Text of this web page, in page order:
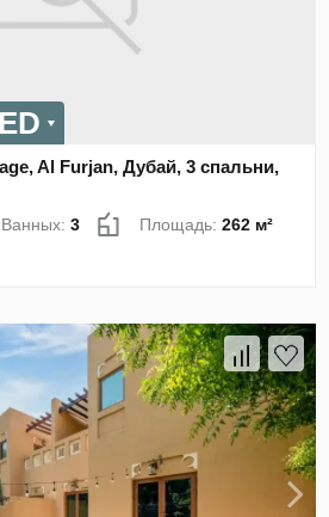
Al Furjan, Дубай, 3 спальни,
Ванных:3 Площадь:262 м²